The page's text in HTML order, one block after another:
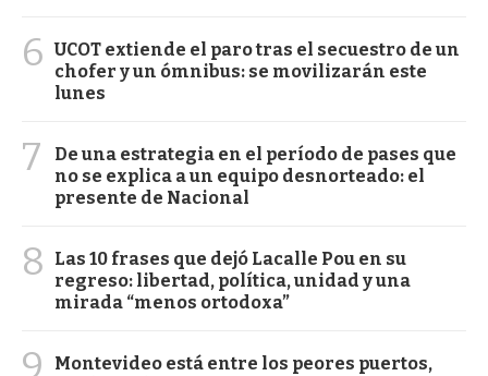
6 UCOT extiende el paro tras el secuestro de un
chofer y un ómnibus: se movilizarán este
lunes
7
De una estrategia en el período de pases que
no se explica a un equipo desnorteado: el
presente de Nacional
8
Las 10 frases que dejó Lacalle Pou en su
regreso: libertad, política, unidad y una
mirada “menos ortodoxa”
9
Montevideo está entre los peores puertos,